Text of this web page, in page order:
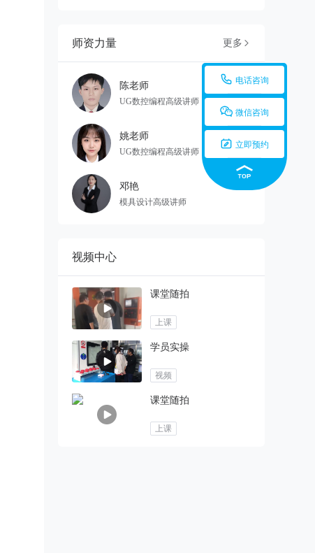
 电话咨询
 微信咨询
 立即预约
师资力量 更多 
陈老师
UG数控编程高级讲师
姚老师
UG数控编程高级讲师
邓艳
模具设计高级讲师
视频中心
课堂随拍
上课
学员实操
视频
课堂随拍
上课